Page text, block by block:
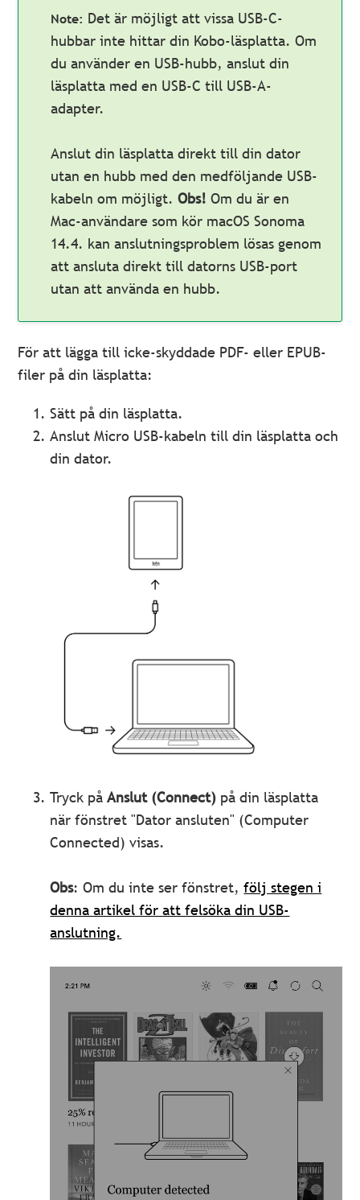
Det är möjligt att vissa USB-C-
hubbar inte hittar din Kobo-läsplatta. Om
du använder en USB-hubb, anslut din
läsplatta med en USB-C till USB-A-
adapter.
Anslut din läsplatta direkt till din dator
utan en hubb med den medföljande USB-
kabeln om möjligt.Obs! Om du är en
Mac-användare som kör macOS Sonoma
14.4. kan anslutningsproblem lösas genom
att ansluta direkt till datorns USB-port
utan att använda en hubb.
För att lägga till icke-skyddade PDF- eller EPUB-
filer på din läsplatta:
Sätt på din läsplatta.
Anslut Micro USB-kabeln till din läsplatta och
din dator.
Tryck påAnslut (Connect) på din läsplatta
när fönstret "Dator ansluten" (Computer
Connected) visas.
Obs: Om du inte ser fönstret,följ stegen i
denna artikel för att felsöka din USB-
anslutning.